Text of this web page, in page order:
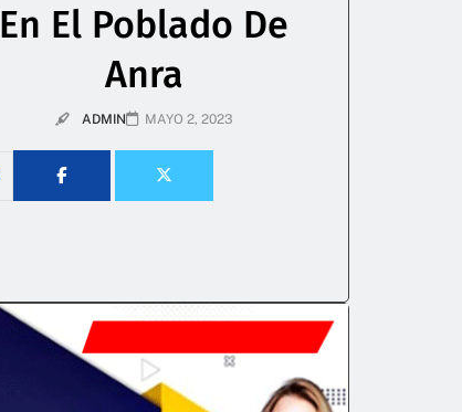
En El Poblado De
Anra
ADMIN MAYO 2, 2023